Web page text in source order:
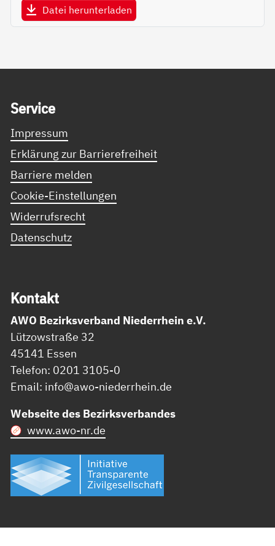
Datei herunterladen
Ser­vice
Impressum
Erklärung zur Barrierefreiheit
Barriere melden
Cookie-Einstellungen
Widerrufsrecht
Datenschutz
Kon­takt
AWO Bezirksverband Niederrhein e.V.
Lützowstraße 32
45141 Essen
Telefon: 0201 3105-0
Email: info@awo-niederrhein.de
Webseite des Bezirksverbandes
www.awo-nr.de